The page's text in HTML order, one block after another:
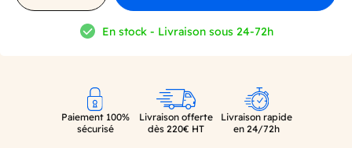
En stock - Livraison sous 24-72h
Paiement 100%
sécurisé
Livraison offerte
dès 220€ HT
Livraison rapide
en 24/72h